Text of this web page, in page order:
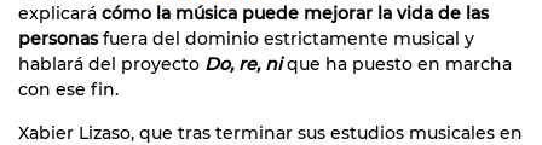
explicará cómo la música puede mejorar la vida de las
personasfuera del dominio estrictamente musical y
hablará del proyecto Do, re, ni que ha puesto en marcha
con ese fin.
Xabier Lizaso, que tras terminar sus estudios musicales en